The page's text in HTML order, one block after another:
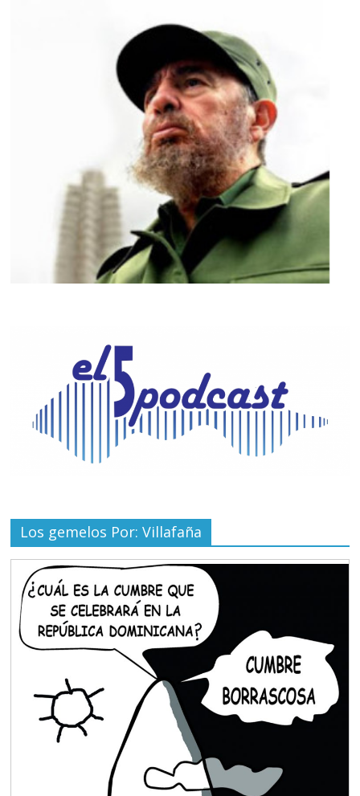
Los gemelos Por: Villafaña